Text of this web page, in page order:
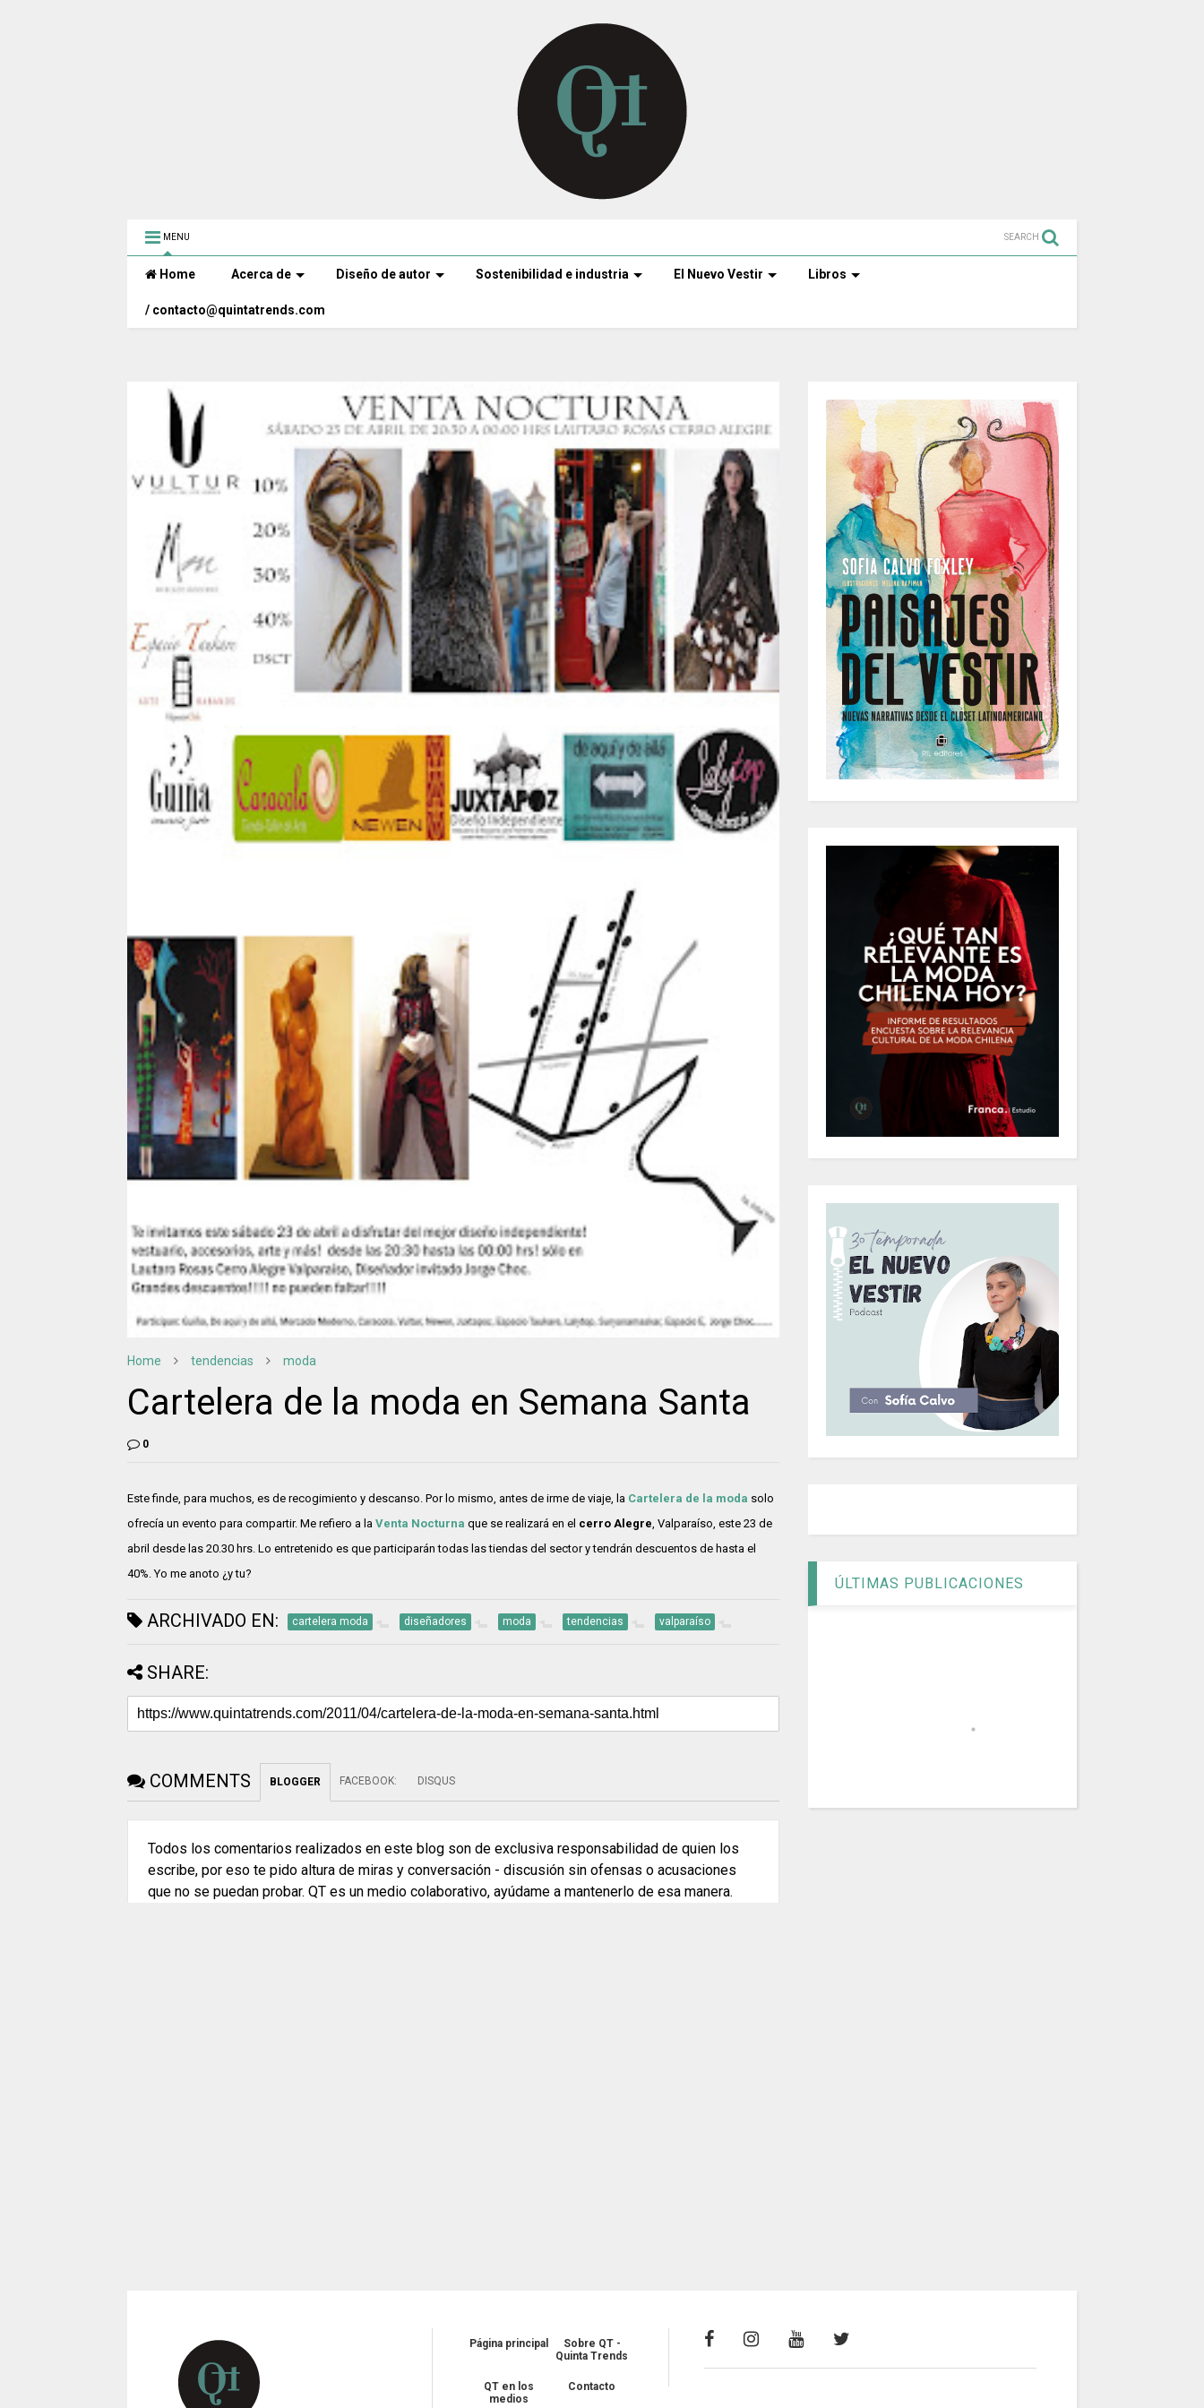
MENU SEARCH
Home Acerca de Diseño de autor Sostenibilidad e industria El Nuevo Vestir Libros
/ contacto@quintatrends.com
Home tendencias moda
Cartelera de la moda en Semana Santa
0
Este finde, para muchos, es de recogimiento y descanso. Por lo mismo, antes de irme de viaje, la Cartelera de la moda solo
ofrecía un evento para compartir. Me refiero a la Venta Nocturna que se realizará en el cerro Alegre , Valparaíso, este 23 de
abril desde las 20.30 hrs. Lo entretenido es que participarán todas las tiendas del sector y tendrán descuentos de hasta el
40%. Yo me anoto ¿y tu?
ARCHIVADO EN: cartelera moda diseñadores moda tendencias valparaíso
SHARE:
COMMENTS BLOGGER FACEBOOK: DISQUS
Todos los comentarios realizados en este blog son de exclusiva responsabilidad de quien los
escribe, por eso te pido altura de miras y conversación - discusión sin ofensas o acusaciones
que no se puedan probar. QT es un medio colaborativo, ayúdame a mantenerlo de esa manera.
ÚLTIMAS PUBLICACIONES
Página principal
Sobre QT -
Quinta Trends
QT en los
medios
Contacto